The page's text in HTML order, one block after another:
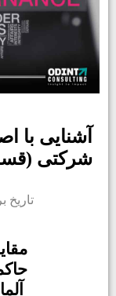
آشنایی با
شرکتی
تاریخ